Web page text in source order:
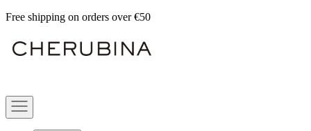
Skip
content
Free shipping on orders over €50
Cherubina
Official
Navigation
menu